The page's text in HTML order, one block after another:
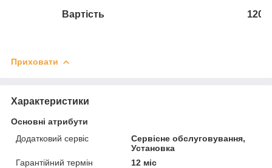
Вартість 120
Приховати
Характеристики
Основні атрибути
Додатковий сервіс
Сервісне обслуговування,
Установка
Гарантійний термін
12 міс